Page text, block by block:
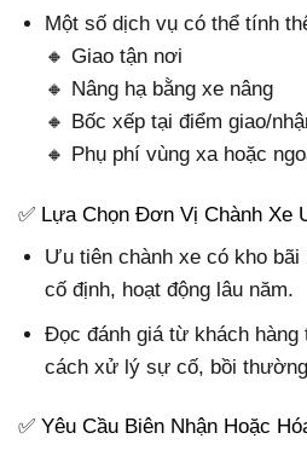
Một số dịch vụ có thể tính
🔸 Giao tận nơi
🔸 Nâng hạ bằng xe nâng
🔸 Bốc xếp tại điểm giao/
🔸 Phụ phí vùng xa hoặc
✅ Lựa Chọn Đơn Vị Chành Xe
Ưu tiên chành xe có kho
cố định, hoạt động lâu năm.
Đọc đánh giá từ khách
cách xử lý sự cố, bồi
✅ Yêu Cầu Biên Nhận Hoặc